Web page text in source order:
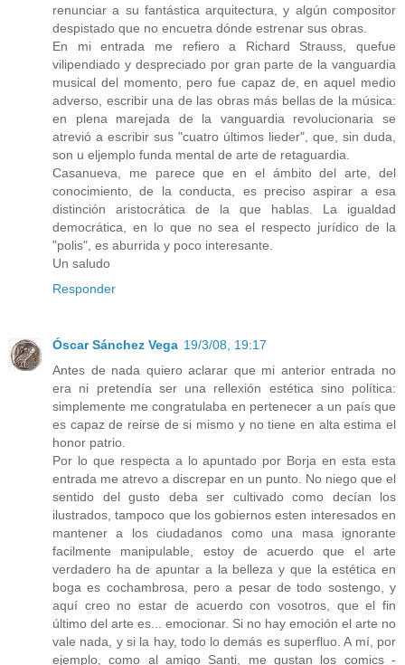
renunciar a su fantástica arquitectura, y algún compositor
despistado que no encuetra dónde estrenar sus obras.
En mi entrada me refiero a Richard Strauss, quefue
vilipendiado y despreciado por gran parte de la vanguardia
musical del momento, pero fue capaz de, en aquel medio
adverso, escribir una de las obras más bellas de la música:
en plena marejada de la vanguardia revolucionaria se
atrevió a escribir sus "cuatro últimos lieder", que, sin duda,
son u eljemplo funda mental de arte de retaguardia.
Casanueva, me parece que en el ámbito del arte, del
conocimiento, de la conducta, es preciso aspirar a esa
distinción aristocrática de la que hablas. La igualdad
democrática, en lo que no sea el respecto jurídico de la
"polis", es aburrida y poco interesante.
Un saludo
Responder
Óscar Sánchez Vega 19/3/08, 19:17
Antes de nada quiero aclarar que mi anterior entrada no
era ni pretendía ser una rellexión estética sino política:
simplemente me congratulaba en pertenecer a un país que
es capaz de reirse de si mismo y no tiene en alta estima el
honor patrio.
Por lo que respecta a lo apuntado por Borja en esta esta
entrada me atrevo a discrepar en un punto. No niego que el
sentido del gusto deba ser cultivado como decían los
ilustrados, tampoco que los gobiernos esten interesados en
mantener a los ciudadanos como una masa ignorante
facilmente manipulable, estoy de acuerdo que el arte
verdadero ha de apuntar a la belleza y que la estética en
boga es cochambrosa, pero a pesar de todo sostengo, y
aquí creo no estar de acuerdo con vosotros, que el fin
último del arte es... emocionar. Si no hay emoción el arte no
vale nada, y si la hay, todo lo demás es superfluo. A mí, por
ejemplo, como al amigo Santi, me gustan los comics -